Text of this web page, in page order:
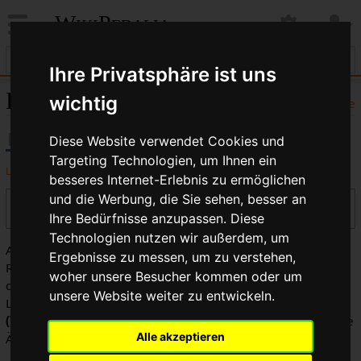
Ihre Privatsphäre ist uns
wichtig
Diese Website verwendet Cookies und
Targeting Technologien, um Ihnen ein
besseres Internet-Erlebnis zu ermöglichen
und die Werbung, die Sie sehen, besser an
Ihre Bedürfnisse anzupassen. Diese
Technologien nutzen wir außerdem, um
Ergebnisse zu messen, um zu verstehen,
woher unsere Besucher kommen oder um
unsere Website weiter zu entwickeln.
Alle akzeptieren
WikiPedalia
Hilfe
Delta: Versionsgeschichte
Logbücher dieser Seite anzeigen
Versionen filtern
Auswahl des Versionsunterschieds: Markiere die
Radiobuttons der zu vergleichenden Versionen und drücke
die Eingabetaste oder die Schaltfläche am unteren Rand.
Legende:(Aktuell)= Unterschied zur aktuellen Version,
(Vorherige)= Unterschied zur vorherigen Version,K= Kleine
Änderung